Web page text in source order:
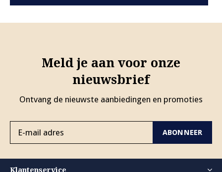
Meld je aan voor onze
nieuwsbrief
Ontvang de nieuwste aanbiedingen en promoties
ABONNEER
Klantenservice